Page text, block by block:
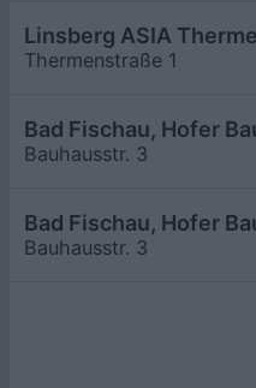
Linsberg ASIA
Thermenstraße 1
Bad Fischau, Hofer
Bauhausstr. 3
Bad Fischau, Hofer
Bauhausstr. 3